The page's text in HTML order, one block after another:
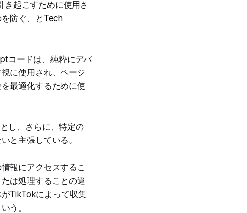
起こすために使用さ
防ぐ、と Tech
コードは、純粋にデバ
に使用され、ページ
最適化するために使
し、さらに、特定の
と主張している。
報にアクセスするこ
は処理することの違
TikTokによって収集
う。